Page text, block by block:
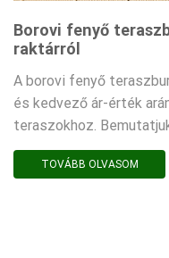
Borovi fenyő
raktárról
A borovi fenyő
és kedvező ár-érték
teraszokhoz.
TOVÁBB OLVASOM